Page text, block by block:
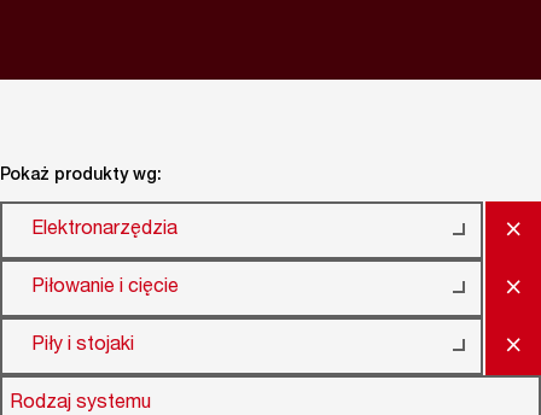
Pokaż produkty wg:
Elektronarzędzia ×
Piłowanie i cięcie ×
Piły i stojaki ×
Rodzaj systemu